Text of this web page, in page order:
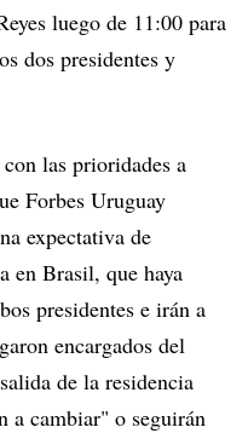
luego de 11:00 para
dos presidentes y
las prioridades a
Forbes Uruguay
expectativa de
en Brasil, que haya
presidentes e irán a
encargados del
de la residencia
a cambiar" o seguirán